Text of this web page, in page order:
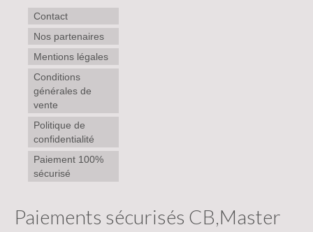
Contact
Nos partenaires
Mentions légales
Conditions
générales de
vente
Politique de
confidentialité
Paiement 100%
sécurisé
Paiements sécurisés CB,Master